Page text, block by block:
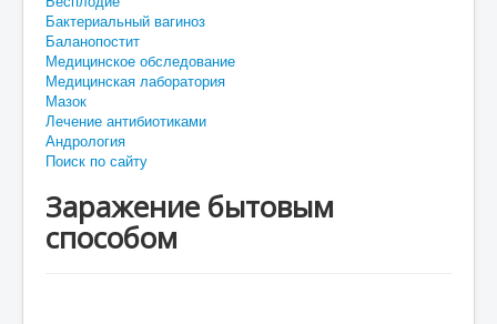
Бактериальный вагиноз
Баланопостит
Медицинское обследование
Медицинская лаборатория
Мазок
Лечение антибиотиками
Андрология
Поиск по сайту
Заражение бытовым
способом